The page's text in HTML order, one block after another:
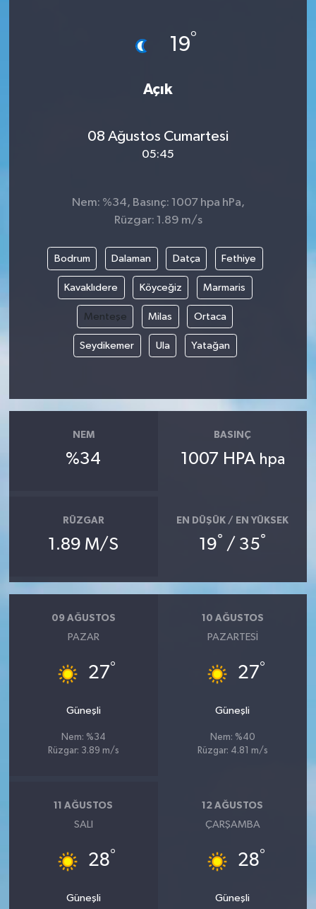
19°
Açık
08 Ağustos Cumartesi
05:45
Nem: %34, Basınç: 1007 hpa hPa,
Rüzgar: 1.89 m/s
Bodrum Dalaman Datça Fethiye
Kavaklıdere Köyceğiz Marmaris
Menteşe Milas Ortaca
Seydikemer Ula Yatağan
NEM
%34
BASINÇ
1007 HPA hpa
RÜZGAR
1.89 M/S
EN DÜŞÜK / EN YÜKSEK
19° / 35°
09 AĞUSTOS
PAZAR
27°
Güneşli
Nem: %34
Rüzgar: 3.89 m/s
10 AĞUSTOS
PAZARTESI
27°
Güneşli
Nem: %40
Rüzgar: 4.81 m/s
11 AĞUSTOS
SALI
28°
Güneşli
12 AĞUSTOS
ÇARŞAMBA
28°
Güneşli